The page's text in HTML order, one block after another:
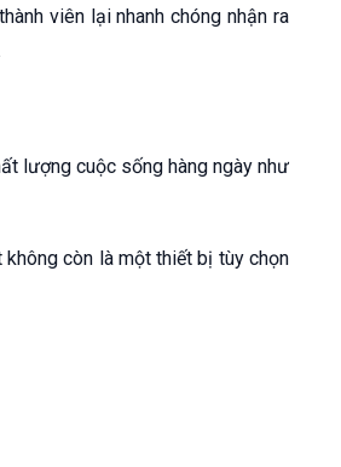
viên lại nhanh chóng nhận ra
lượng cuộc sống hàng ngày như
còn là một thiết bị tùy chọn